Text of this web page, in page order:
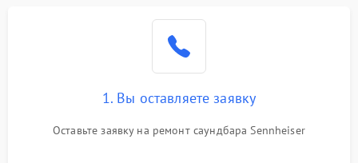
1. Вы оставляете заявку
Оставьте заявку на ремонт саундбара Sennheiser